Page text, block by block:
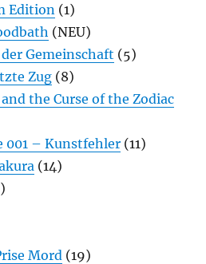
Edition (1)
(NEU)
Gemeinschaft (5)
Zug (8)
the Curse of the Zodiac
001 – Kunstfehler (11)
(14)
Mord (19)